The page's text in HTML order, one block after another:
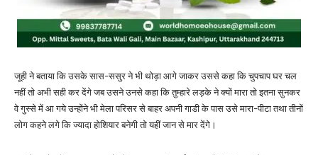
जूही ने बताया कि उसके सास-ससुर ने भी थोड़ा आगे जाकर उससे कहा कि चुपचाप घर चल
नहीं तो अभी सही कर देंगे जब उसने उनसे कहा कि तुम्हारे लड़के ने क्यों मारा तो इतना सुनकर
वे गुस्से में आ गये उन्होंने भी मेला परिसर से बाहर अपनी गाडी के पास उसे मारा-पीटा तथा तीनों
लोग कहने लगे कि ज्यादा होशियार बनेगी तो यहीं जान से मार देंगे।